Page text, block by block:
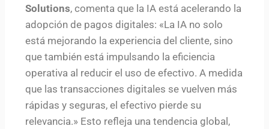
Solutions, comenta que la IA está acelerando la
adopción de pagos digitales: «La IA no solo
está mejorando la experiencia del cliente, sino
que también está impulsando la eficiencia
operativa al reducir el uso de efectivo. A medida
que las transacciones digitales se vuelven más
rápidas y seguras, el efectivo pierde su
relevancia.» Esto refleja una tendencia global,